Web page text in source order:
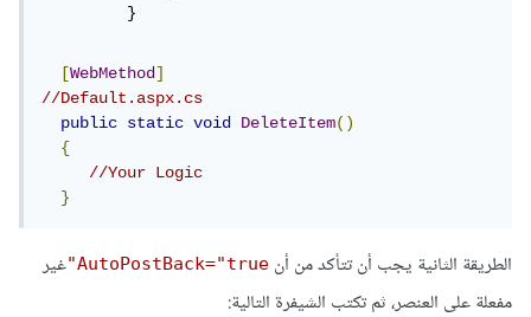
         }
[WebMethod]
//Default.aspx.cs
public
static void DeleteItem()
{
//Your Logic
}
الطريقة الثانية يجب أن تتأكد من أن AutoPostBack="true" غير
مفعلة على العنصر، ثم تكتب الشيفرة التالية: